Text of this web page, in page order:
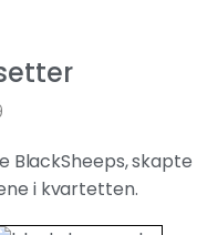
BlackSheeps,
i kvartetten.